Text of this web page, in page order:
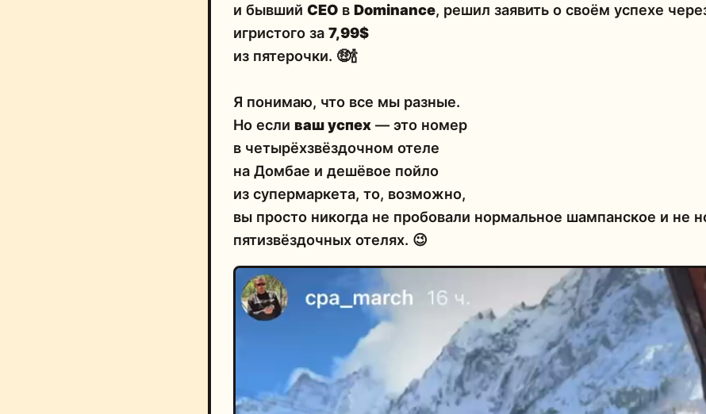
и бывший CEO в Dominance, решил заявить о своём успехе
игристого за 7,99$
из пятерочки. 🤑🍾
Я понимаю, что все мы разные.
Но если ваш успех — это номер
в четырёхзвёздочном отеле
на Домбае и дешёвое пойло
из супермаркета, то, возможно,
вы просто никогда не пробовали нормальное шампанское и не
пятизвёздочных отелях. 😉